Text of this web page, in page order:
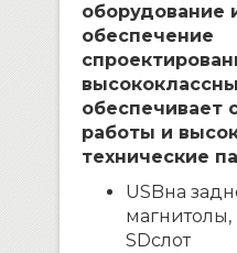
оборудование
обеспечение
обеспечивает
работы и
технические
USBна
SDслот